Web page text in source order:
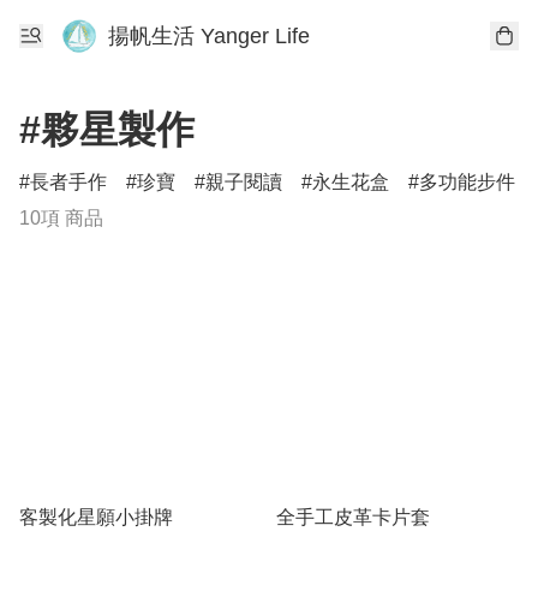
揚帆生活 Yanger Life
#夥星製作
長者手作 珍寶 親子閱讀 永生花盒
多功能步件
10項 商品
客製化星願小掛牌 全手工皮革卡片套